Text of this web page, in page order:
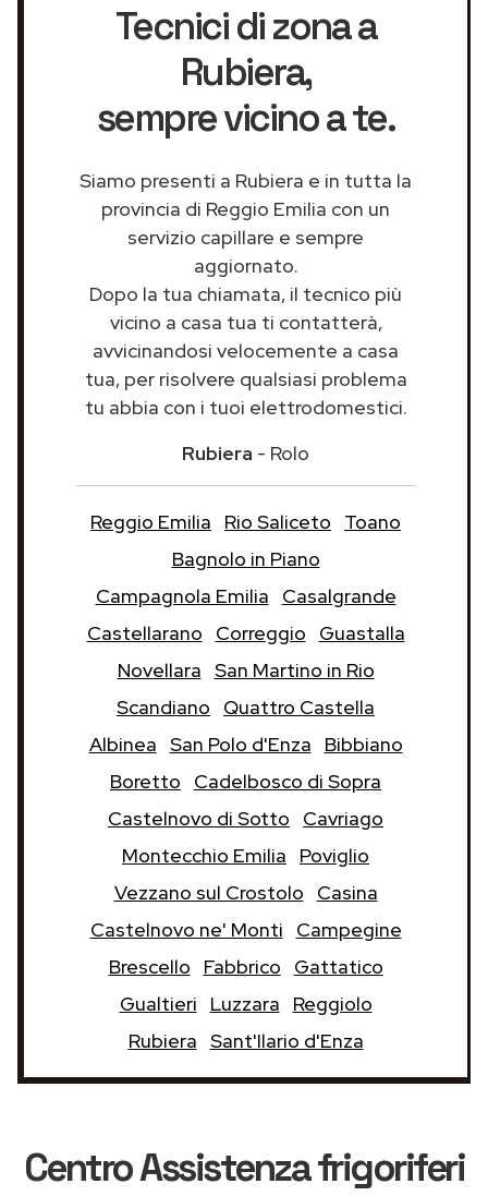
Tecnici di zona a
Rubiera,
sempre vicino a te.
Siamo presenti a Rubiera e in tutta la
provincia di Reggio Emilia con un
servizio capillare e sempre
aggiornato.
Dopo la tua chiamata, il tecnico più
vicino a casa tua ti contatterà,
avvicinandosi velocemente a casa
tua, per risolvere qualsiasi problema
tu abbia con i tuoi elettrodomestici.
Rubiera - Rolo
Reggio Emilia Rio Saliceto
Toano
Bagnolo in Piano
Campagnola Emilia
Casalgrande
Castellarano
Correggio
Guastalla
Novellara San Martino in Rio
Scandiano
Quattro Castella
Albinea San Polo d'Enza
Bibbiano
Boretto
Cadelbosco di Sopra
Castelnovo di Sotto
Cavriago
Montecchio Emilia
Poviglio
Vezzano sul Crostolo
Casina
Castelnovo ne' Monti
Campegine
Brescello
Fabbrico
Gattatico
Gualtieri
Luzzara
Reggiolo
Rubiera Sant'Ilario d'Enza
Centro Assistenza frigoriferi